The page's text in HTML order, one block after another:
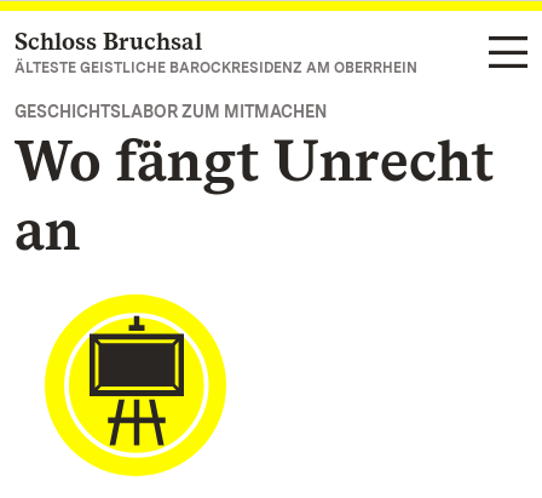
Zum Hauptinhalt springen
Schloss Bruchsal
ÄLTESTE GEISTLICHE BAROCKRESIDENZ AM OBERRHEIN
GESCHICHTSLABOR ZUM MITMACHEN
Wo fängt Unrecht
an